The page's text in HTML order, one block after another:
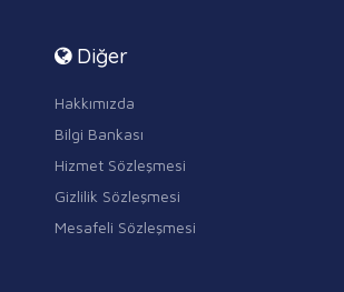
Diğer
Hakkımızda
Bilgi Bankası
Hizmet Sözleşmesi
Gizlilik Sözleşmesi
Mesafeli Sözleşmesi